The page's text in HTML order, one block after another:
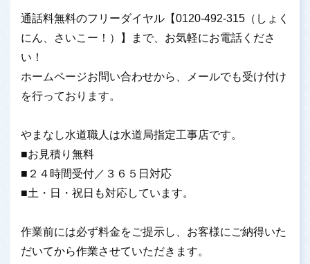
通話料無料のフリーダイヤル【0120-492-315（しょく
にん、さいこー！）】まで、お気軽にお電話くださ
い！
ホームページお問い合わせから、メールでも受け付け
を行っております。
やまなし水道職人は水道局指定工事店です。
■お見積り無料
■２４時間受付／３６５日対応
■土・日・祝日も対応しています。
作業前には必ず料金をご提示し、お客様にご納得いた
だいてから作業させていただきます。